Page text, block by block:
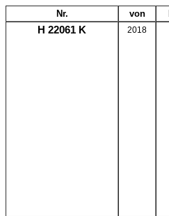
Nr. von
H 22061 K 2018